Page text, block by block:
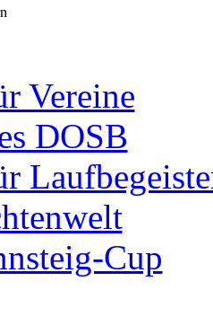
Vereine
DOSB
Cup